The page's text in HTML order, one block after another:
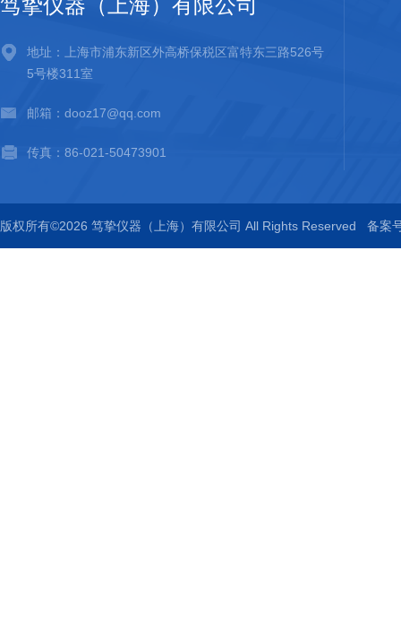
笃挚仪器（上海）有限公司
地址：上海市浦东新区外高桥保税区富特东三路526号
5号楼311室
邮箱：dooz17@qq.com
传真：86-021-50473901
版权所有©2026 笃挚仪器（上海）有限公司 All Rights Reserved 备案